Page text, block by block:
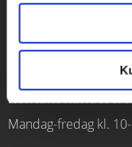
CVR 76351910
Kontakt
Mandag-fredag kl.